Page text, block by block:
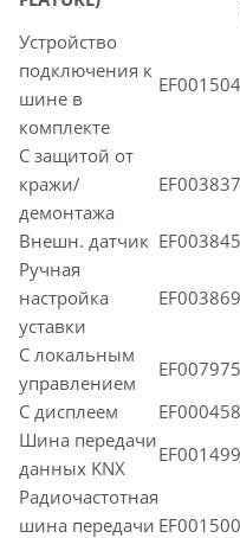
Устройство
подключения к
шине в
комплекте
EF001504
С защитой от
кражи/
демонтажа
EF003837
Внешн. датчик EF003845
Ручная
настройка
уставки
EF003869
С локальным
управлением
EF007975
С дисплеем
EF000458
Шина передачи
данных KNX
EF001499
Радиочастотная
шина передачи EF001500